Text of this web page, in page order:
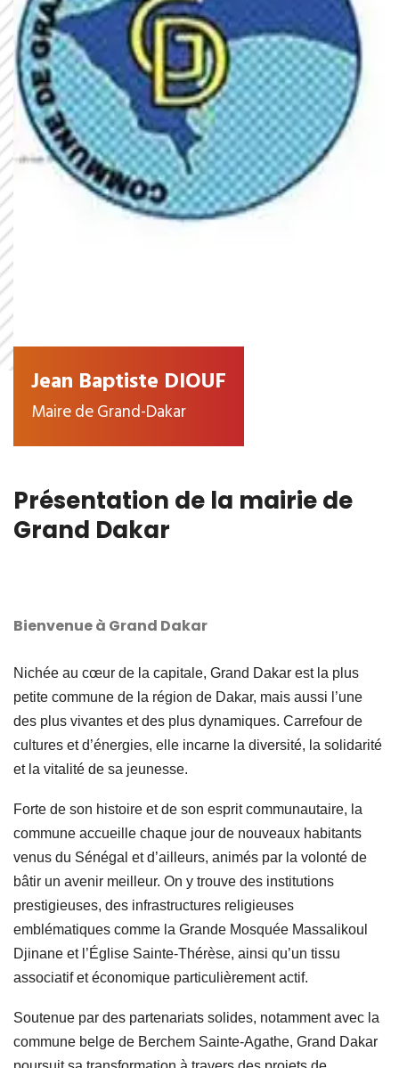
Jean Baptiste DIOUF
Maire de Grand-Dakar
Présentation de la mairie de
Grand Dakar
Bienvenue à Grand Dakar
Nichée au cœur de la capitale, Grand Dakar est la plus
petite commune de la région de Dakar, mais aussi l’une
des plus vivantes et des plus dynamiques. Carrefour de
cultures et d’énergies, elle incarne la diversité, la solidarité
et la vitalité de sa jeunesse.
Forte de son histoire et de son esprit communautaire, la
commune accueille chaque jour de nouveaux habitants
venus du Sénégal et d’ailleurs, animés par la volonté de
bâtir un avenir meilleur. On y trouve des institutions
prestigieuses, des infrastructures religieuses
emblématiques comme la Grande Mosquée Massalikoul
Djinane et l’Église Sainte-Thérèse, ainsi qu’un tissu
associatif et économique particulièrement actif.
Soutenue par des partenariats solides, notamment avec la
commune belge de Berchem Sainte-Agathe, Grand Dakar